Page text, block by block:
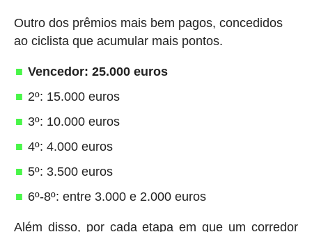
Outro dos prêmios mais bem pagos, concedidos
ao ciclista que acumular mais pontos.
Vencedor: 25.000 euros
2º: 15.000 euros
3º: 10.000 euros
4º: 4.000 euros
5º: 3.500 euros
6º-8º: entre 3.000 e 2.000 euros
Além disso, por cada etapa em que um corredor